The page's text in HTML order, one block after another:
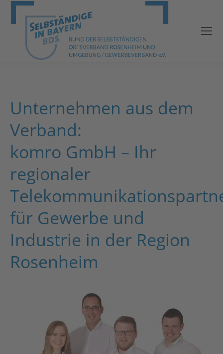
Unternehmen aus dem
Verband:
komro GmbH – Ihr
regionaler
für Gewerbe und
Industrie in der Region
Rosenheim